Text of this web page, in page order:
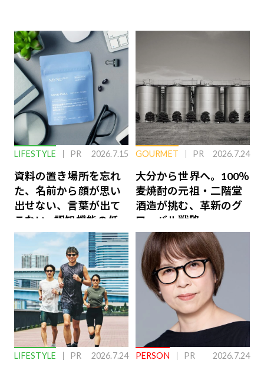
LIFESTYLE PR 2026.7.15
資料の置き場所を忘れ
た、名前から顔が思い
出せない、言葉が出て
こない…認知機能の低
下を救う、脳のインナ
ーケアとは
GOURMET PR 2026.7.24
大分から世界へ。100％
麦焼酎の元祖・二階堂
酒造が挑む、革新のグ
ローバル戦略
LIFESTYLE PR 2026.7.24 PERSON PR 2026.7.24